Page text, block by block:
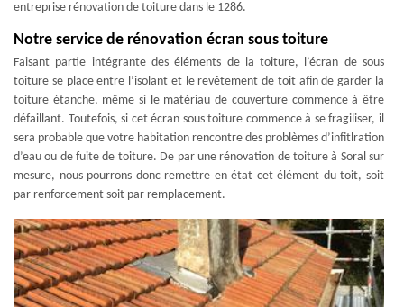
entreprise rénovation de toiture dans le 1286.
Notre service de rénovation écran sous toiture
Faisant partie intégrante des éléments de la toiture, l’écran de sous
toiture se place entre l’isolant et le revêtement de toit afin de garder la
toiture étanche, même si le matériau de couverture commence à être
défaillant. Toutefois, si cet écran sous toiture commence à se fragiliser, il
sera probable que votre habitation rencontre des problèmes d’infitlration
d’eau ou de fuite de toiture. De par une rénovation de toiture à Soral sur
mesure, nous pourrons donc remettre en état cet élément du toit, soit
par renforcement soit par remplacement.